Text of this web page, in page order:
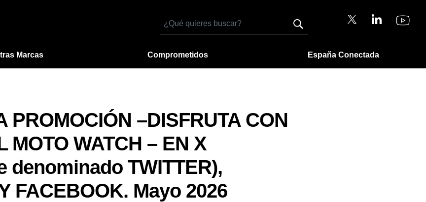
Buscar
Marcas Comprometidos España Conectada
PROMOCIÓN –DISFRUTA CON
MOTO WATCH – EN X
denominado TWITTER),
FACEBOOK. Mayo 2026